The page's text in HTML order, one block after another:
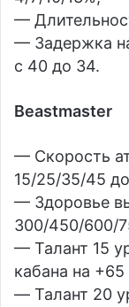
—
— Задержка
с 40 до 34.
Beastmaster
— Скорость
15/25/35/45
— Здоровье
300/450/600/
— Талант 15
кабана на
— Талант 20